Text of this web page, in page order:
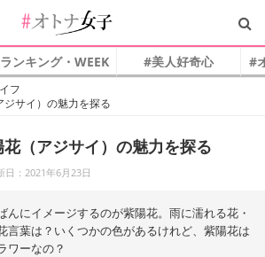
ランキング・WEEK #美人好奇心 #
フ
ジサイ）の魅力を探る
花（アジサイ）の魅力を探る
日：2021年6月23日
んにイメージするのが紫陽花。雨に濡れる花・
言葉は？いくつかの色があるけれど、紫陽花は
ワーなの？